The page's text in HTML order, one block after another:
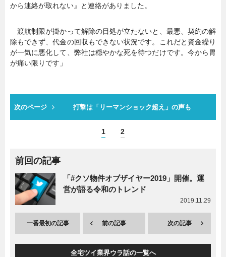
から連絡が取れない』と連絡がありました。
渡航制限が掛かって解除の目処が立たないと、最悪、契約の解
除もできず、代金の回収もできない状況です。これだと資金繰り
が一気に悪化して、弊社は穏やかな死を待つだけです。今から胃
が痛い限りです」
次のページ 打撃は「リーマンショック超え」の声も
1 2
前回の記事
「#クソ物件オブザイヤー2019」開催。運
営が語る令和のトレンド
2019.11.29
一番最初の記事 前の記事 次の記事
全宅ツイ業界ウラ話の一覧へ